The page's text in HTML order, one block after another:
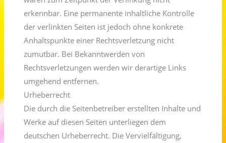
erkennbar. Eine permanente inhaltliche Kontrolle
der verlinkten Seiten ist jedoch ohne konkrete
Anhaltspunkte einer Rechtsverletzung nicht
zumutbar. Bei Bekanntwerden von
Rechtsverletzungen werden wir derartige Links
umgehend entfernen.
Urheberrecht
Die durch die Seitenbetreiber erstellten Inhalte und
Werke auf diesen Seiten unterliegen dem
deutschen Urheberrecht. Die Vervielfältigung,